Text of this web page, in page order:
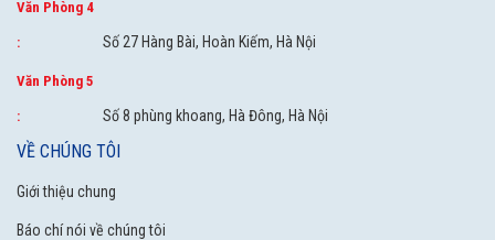
Văn Phòng 4
: Số 27 Hàng Bài, Hoàn Kiếm, Hà Nội
Văn Phòng 5
: Số 8 phùng khoang, Hà Đông, Hà Nội
VỀ CHÚNG TÔI
Giới thiệu chung
Báo chí nói về chúng tôi